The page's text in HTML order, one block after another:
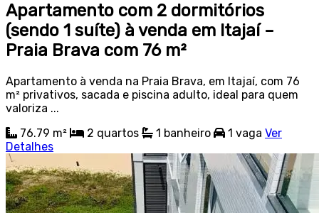
Apartamento com 2 dormitórios
(sendo 1 suíte) à venda em Itajaí –
Praia Brava com 76 m²
Apartamento à venda na Praia Brava, em Itajaí, com 76
m² privativos, sacada e piscina adulto, ideal para quem
valoriza ...
76.79 m²
2 quartos 1 banheiro 1 vaga Ver
Detalhes